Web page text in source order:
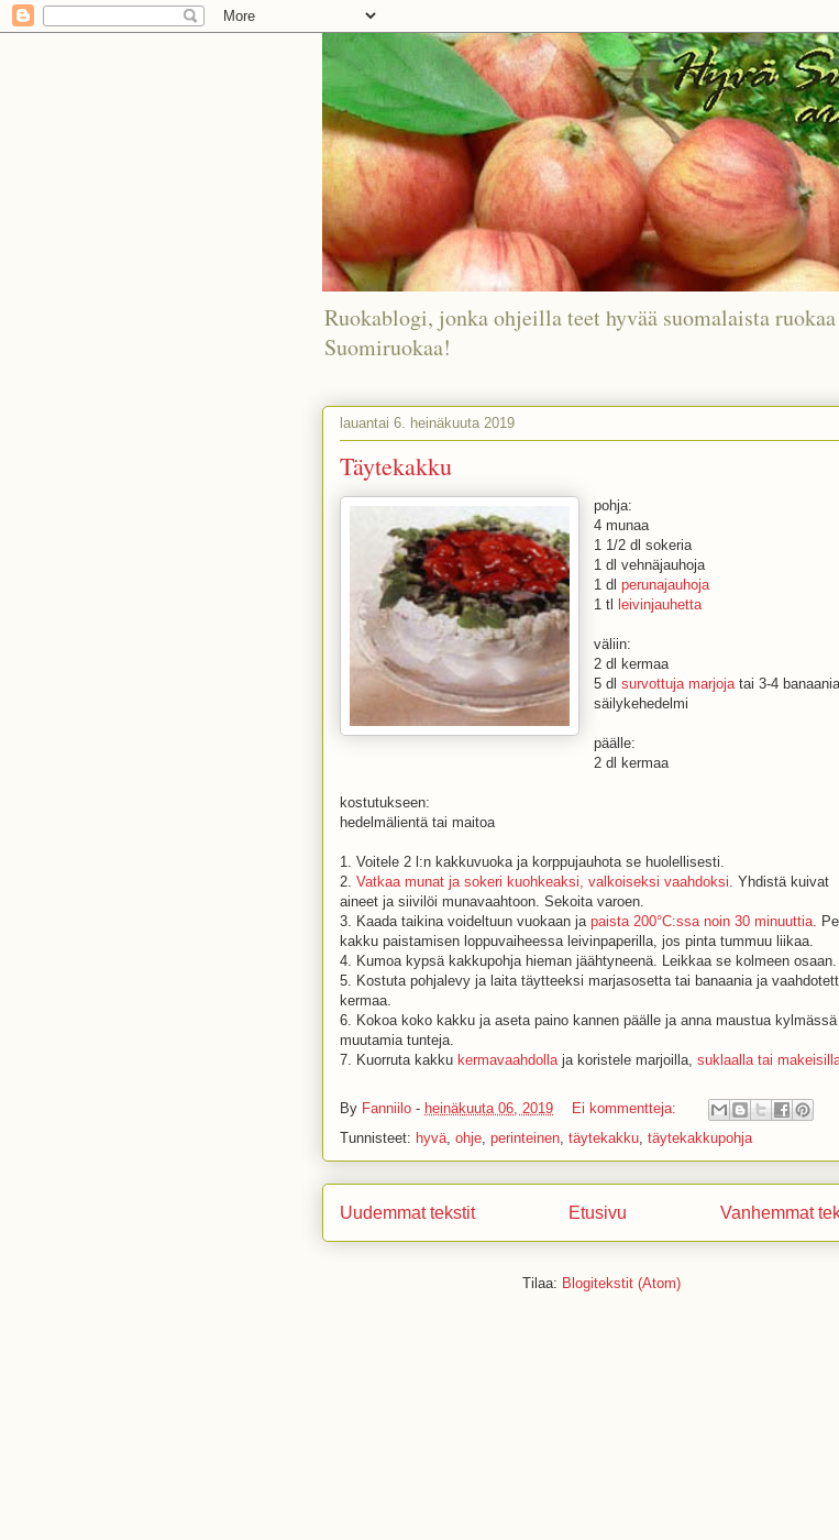
Ruokablogi, jonka ohjeilla teet hyvää suomalaista
Suomiruokaa!
lauantai 6. heinäkuuta 2019
Täytekakku
pohja:
4 munaa
1 1/2 dl sokeria
1 dl vehnäjauhoja
1 dl perunajauhoja
1 tl
leivinjauhetta
väliin:
2 dl kermaa
5 dl survottuja marjojatai 3-4
säilykehedelmi
päälle:
2 dl kermaa
kostutukseen:
hedelmälientä tai maitoa
1. Voitele 2 l:n kakkuvuoka ja korppujauhota se huolellisesti.
2. Vatkaa munat ja sokeri kuohkeaksi, valkoiseksi vaahdoksi. Yhdistä kuivat
aineet ja siivilöi munavaahtoon. Sekoita varoen.
3. Kaada taikina voideltuun vuokaan ja paista 200°C:ssa noin 30 minuuttia.
kakku paistamisen loppuvaiheessa leivinpaperilla, jos pinta tummuu liikaa.
4. Kumoa kypsä kakkupohja hieman jäähtyneenä. Leikkaa se kolmeen osaan.
5. Kostuta pohjalevy ja laita täytteeksi marjasosetta tai banaania ja
kermaa.
6. Kokoa koko kakku ja aseta paino kannen päälle ja anna maustua kylmässä
muutamia tunteja.
7. Kuorruta kakku kermavaahdollaja koristele marjoilla, suklaalla tai
By Fanniilo - heinäkuuta 06, 2019
Ei kommentteja:
Tunnisteet: hyvä, ohje, perinteinen, täytekakku, täytekakkupohja
Uudemmat tekstit Vanhemmat
Etusivu
Tilaa: Blogitekstit (Atom)